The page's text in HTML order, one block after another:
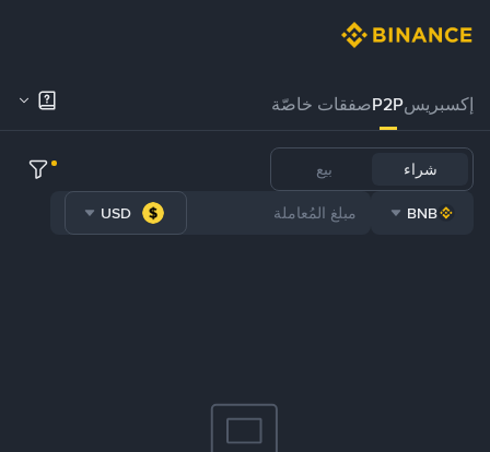
إكسبريسP2Pصفقات خاصّة
شراء بيع
BNB
USD